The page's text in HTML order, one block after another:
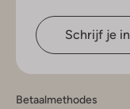
Schrijf je in
Betaalmethodes